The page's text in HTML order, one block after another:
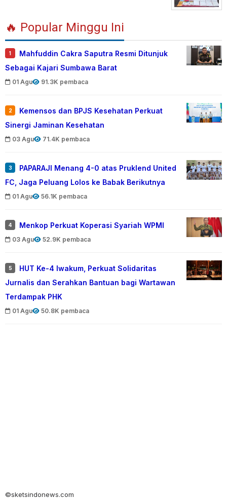
🔥 Popular Minggu Ini
1
Mahfuddin Cakra Saputra Resmi Ditunjuk
Sebagai Kajari Sumbawa Barat
01 Agu 91.3K pembaca
2
Kemensos dan BPJS Kesehatan Perkuat
Sinergi Jaminan Kesehatan
03 Agu 71.4K pembaca
3
PAPARAJI Menang 4-0 atas Pruklend United
FC, Jaga Peluang Lolos ke Babak Berikutnya
01 Agu 56.1K pembaca
4 Menkop Perkuat Koperasi Syariah WPMI
03 Agu 52.9K pembaca
5
HUT Ke-4 Iwakum, Perkuat Solidaritas
Jurnalis dan Serahkan Bantuan bagi Wartawan
Terdampak PHK
01 Agu 50.8K pembaca
©sketsindonews.com